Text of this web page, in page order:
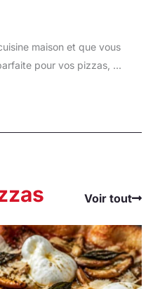
maison et que vous
pour vos pizzas, ...
Voir tout